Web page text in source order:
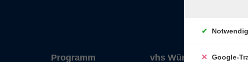
Programm vhs Würzburg &
Notwendig
Google-